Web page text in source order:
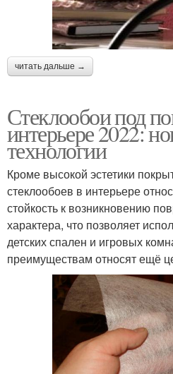
читать дальше →
Стеклообои под
интерьере 2022:
технологии
Кроме высокой эстетики
стеклообоев в интерьере
стойкость к возникновению
характера, что позволяет
детских спален и игровых
преимуществам относят ещё